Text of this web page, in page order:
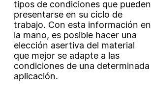
tipos de condiciones que pueden
presentarse en su ciclo de
trabajo. Con esta información en
la mano, es posible hacer una
elección asertiva del material
que mejor se adapte a las
condiciones de una determinada
aplicación.